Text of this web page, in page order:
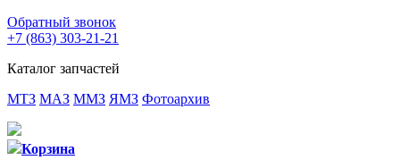
Обратный звонок
+7 (863) 303-21-21
Каталог запчастей
МТЗ МАЗ ММЗ ЯМЗ Фотоархив
Корзина